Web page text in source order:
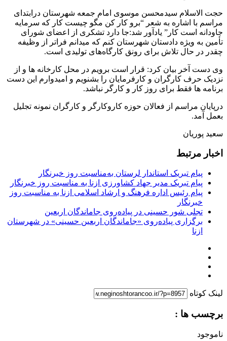
حجت الاسلام سیدمحسن موسوی امام جمعه شهرستان درابتدای
مراسم با اشاره به شعر “برو ‌کار کن مگو چیست کار که سرمایه
جاودانه است کار” یادآور شد:جا دارد تشکری از اعضای شورای
تأمین به ویژه دادستان شهرستان کنم که میدانم فراتر از وظیفه
چقدر در حال تلاش برای رونق کارگاه‌های تولیدی است.
وی دست آخر بیان کرد: قرار است برویم در محل کارخانه ها و از
نزدیک حرف کارگران و کارفرمایان را بشنویم و امیدوارم این دست
برنامه ها فقط برای روز کار و کارگر نباشد.
درپایان مراسم از فعالان حوزه کاروکارگر و کارگران نمونه تجلیل
بعمل آمد.
سعید پوریان
اخبار مرتبط
پیام تبریک استاندار لرستان به‌مناسبت روز خبرنگار
پیام تبریک مدیر جهاد کشاورزی ازنا به مناسبت روز خبرنگار
پیام رئیس اداره فرهنگ و ارشاد اسلامی ازنا به مناسبت روز
خبرنگار
تجلی شور حسینی در پیاده‌روی جاماندگان اربعین
برگزاری پیاده‌روی «جاماندگان اربعین حسینی» در شهرستان
ازنا
لینک کوتاه
برچسب ها :
ناموجود